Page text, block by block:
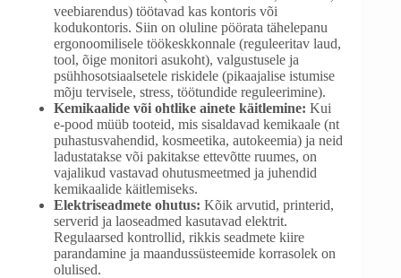
veebiarendus) töötavad kas kontoris või
kodukontoris. Siin on oluline pöörata tähelepanu
ergonoomilisele töökeskkonnale (reguleeritav laud,
tool, õige monitori asukoht), valgustusele ja
psühhosotsiaalsetele riskidele (pikaajalise istumise
mõju tervisele, stress, töötundide reguleerimine).
Kemikaalide või ohtlike ainete käitlemine: Kui
e-pood müüb tooteid, mis sisaldavad kemikaale (nt
puhastusvahendid, kosmeetika, autokeemia) ja neid
ladustatakse või pakitakse ettevõtte ruumes, on
vajalikud vastavad ohutusmeetmed ja juhendid
kemikaalide käitlemiseks.
Elektriseadmete ohutus: Kõik arvutid, printerid,
serverid ja laoseadmed kasutavad elektrit.
Regulaarsed kontrollid, rikkis seadmete kiire
parandamine ja maandussüsteemide korrasolek on
olulised.